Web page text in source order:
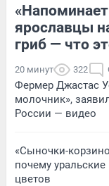
ярославцы
гриб — что
20 минут 322
Фермер Джастас
молочник»,
России — видео
«Сыночки-
почему
цветов